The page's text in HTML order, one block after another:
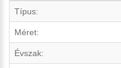
Típus:
Méret:
Évszak: